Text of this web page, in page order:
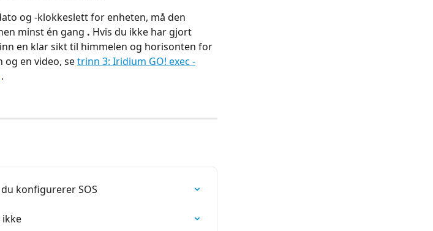
og -klokkeslett for enheten, må den
minst én gang . Hvis du ikke har gjort
en klar sikt til himmelen og horisonten for
en video, se trinn 3: Iridium GO! exec -
.
konfigurerer SOS
ikke